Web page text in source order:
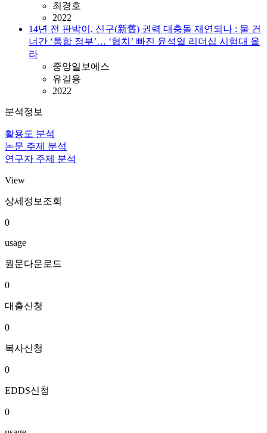
최경호
2022
14년 전 판박이, 신구(新舊) 권력 대충돌 재연되나 : 물 건
너간 ‘통합 정부’… ‘협치’ 빠진 윤석열 리더십 시험대 올
라
중앙일보에스
유길용
2022
분석정보
활용도 분석
논문 주제 분석
연구자 주제 분석
View
상세정보조회
0
usage
원문다운로드
0
대출신청
0
복사신청
0
EDDS신청
0